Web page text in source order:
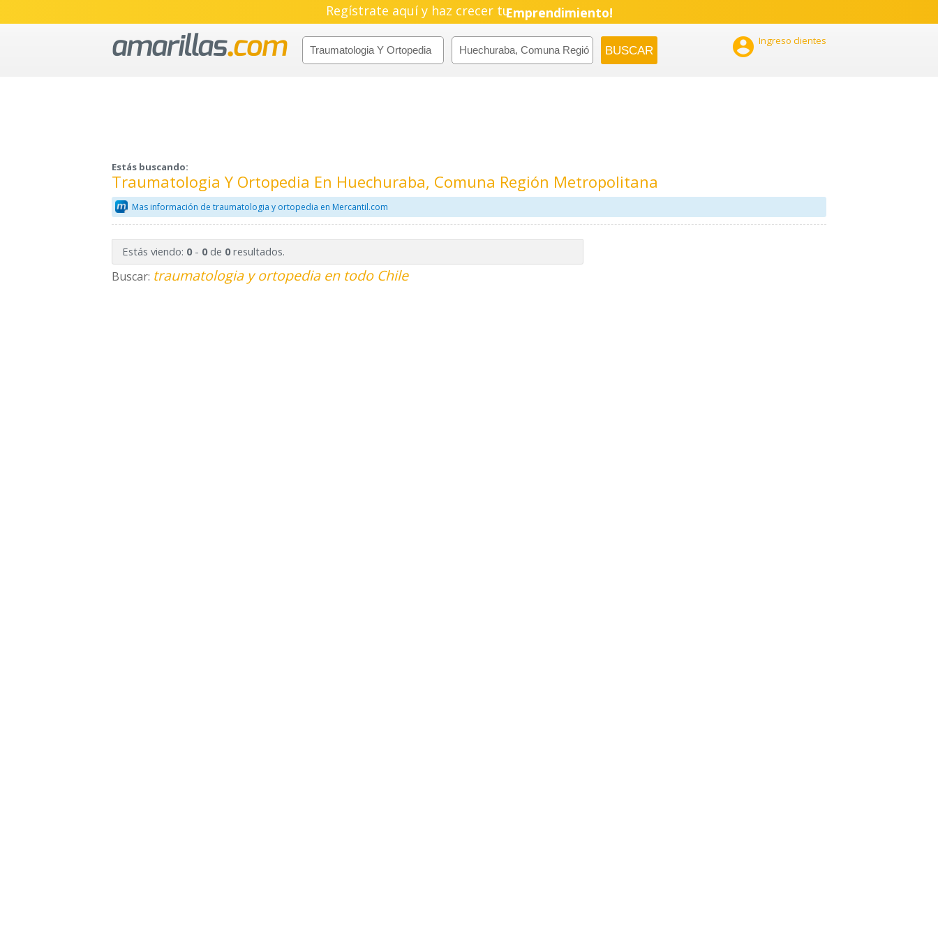
Regístrate aquí y haz crecer tuEmprendimiento!
 Ingreso clientes
Estás buscando:
Traumatologia Y Ortopedia En Huechuraba, Comuna Región Metropolitana
Mas información de traumatologia y ortopedia en Mercantil.com
Estás viendo: 0- 0de 0resultados.
Buscar: traumatologia y ortopedia en todo Chile